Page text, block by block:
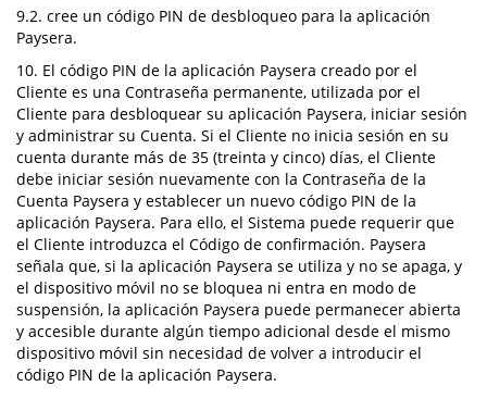
9.2. cree un código PIN de desbloqueo para la aplicación
Paysera.
10. El código PIN de la aplicación Paysera creado por el
Cliente es una Contraseña permanente, utilizada por el
Cliente para desbloquear su aplicación Paysera, iniciar sesión
y administrar su Cuenta. Si el Cliente no inicia sesión en su
cuenta durante más de 35 (treinta y cinco) días, el Cliente
debe iniciar sesión nuevamente con la Contraseña de la
Cuenta Paysera y establecer un nuevo código PIN de la
aplicación Paysera. Para ello, el Sistema puede requerir que
el Cliente introduzca el Código de confirmación. Paysera
señala que, si la aplicación Paysera se utiliza y no se apaga, y
el dispositivo móvil no se bloquea ni entra en modo de
suspensión, la aplicación Paysera puede permanecer abierta
y accesible durante algún tiempo adicional desde el mismo
dispositivo móvil sin necesidad de volver a introducir el
código PIN de la aplicación Paysera.